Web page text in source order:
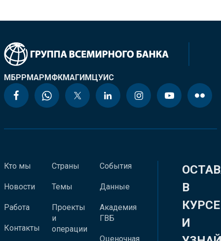
МБРРМАРМФКМАГИМЦУИС
Кто мы
Новости
Работа
Контакты
Страны
Темы
Проекты
и
операции
События
Данные
Академия
ГВБ
Оценочная
В
КУРСЕ
И